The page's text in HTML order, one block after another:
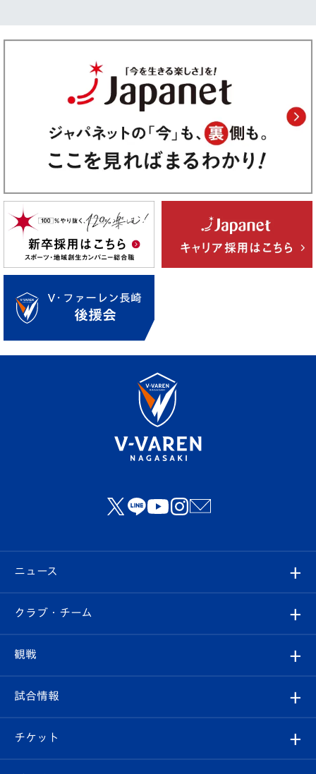
ニュース
すべて
クラブ
試合情報
クラブ・チーム
クラブ概要
エンブレム紹介
観戦
観戦ルール
はじめての観戦ガイド
試合情報
試合日程/結果
チケット